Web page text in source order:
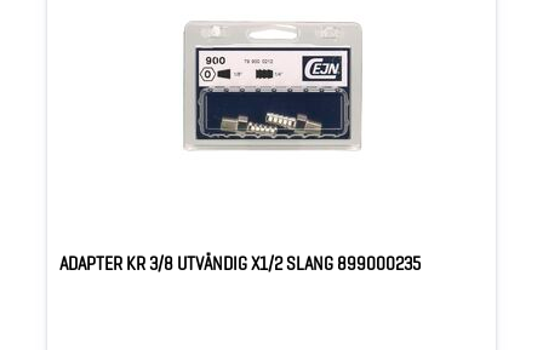
ADAPTER KR 3/8 UTVÄNDIG X1/2 SLANG 899000235